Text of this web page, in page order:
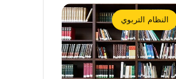
النظام التربوي